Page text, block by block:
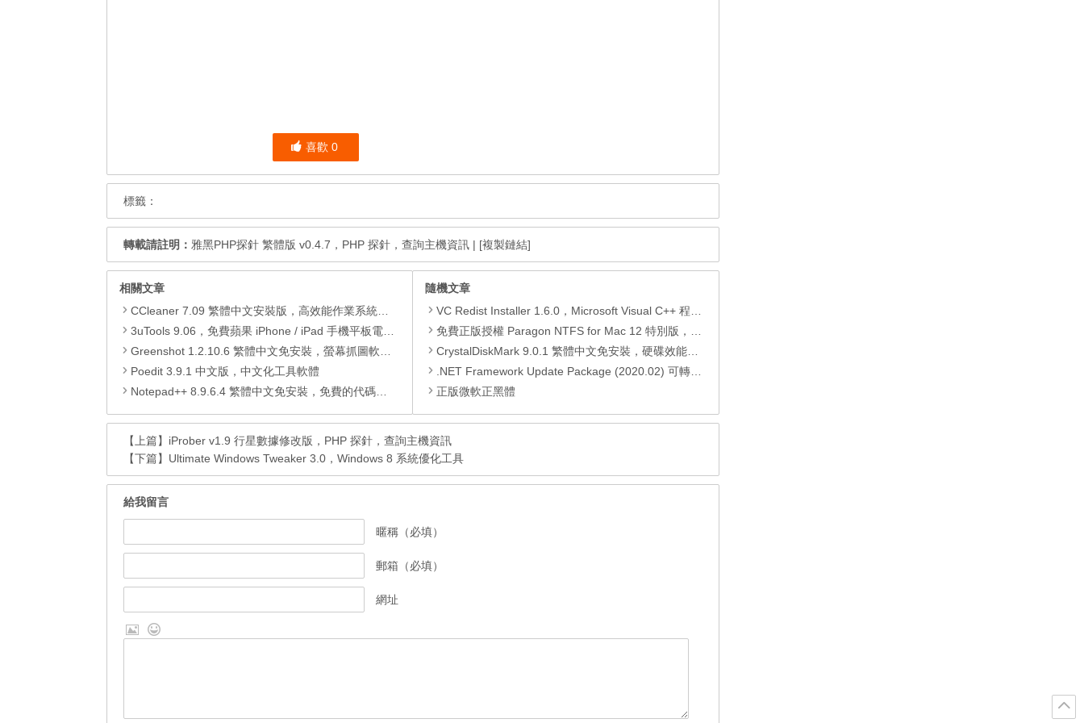
喜歡 0
標籤：
轉載請註明： 雅黑PHP探針 繁體版 v0.4.7，PHP 探針，查詢主機資訊 | [複製鏈結]
相關文章
CCleaner 7.09 繁體中文安裝版，高效能作業系統清理軟體
3uTools 9.06，免費蘋果 iPhone / iPad 手機平板電腦管理備份還原軟體
Greenshot 1.2.10.6 繁體中文免安裝，螢幕抓圖軟體，1.3.315 安裝版
Poedit 3.9.1 中文版，中文化工具軟體
Notepad++ 8.9.6.4 繁體中文免安裝，免費的代碼編輯器
隨機文章
VC Redist Installer 1.6.0，Microsoft Visual C++ 程式庫合集
免費正版授權 Paragon NTFS for Mac 12 特別版，讓你的 Mac 也能讀寫 NTFS
CrystalDiskMark 9.0.1 繁體中文免安裝，硬碟效能檢測工具
.NET Framework Update Package (2020.02) 可轉散發套件包
正版微軟正黑體
【上篇】 iProber v1.9 行星數據修改版，PHP 探針，查詢主機資訊
【下篇】 Ultimate Windows Tweaker 3.0，Windows 8 系統優化工具
給我留言
暱稱（必填）
郵箱（必填）
網址